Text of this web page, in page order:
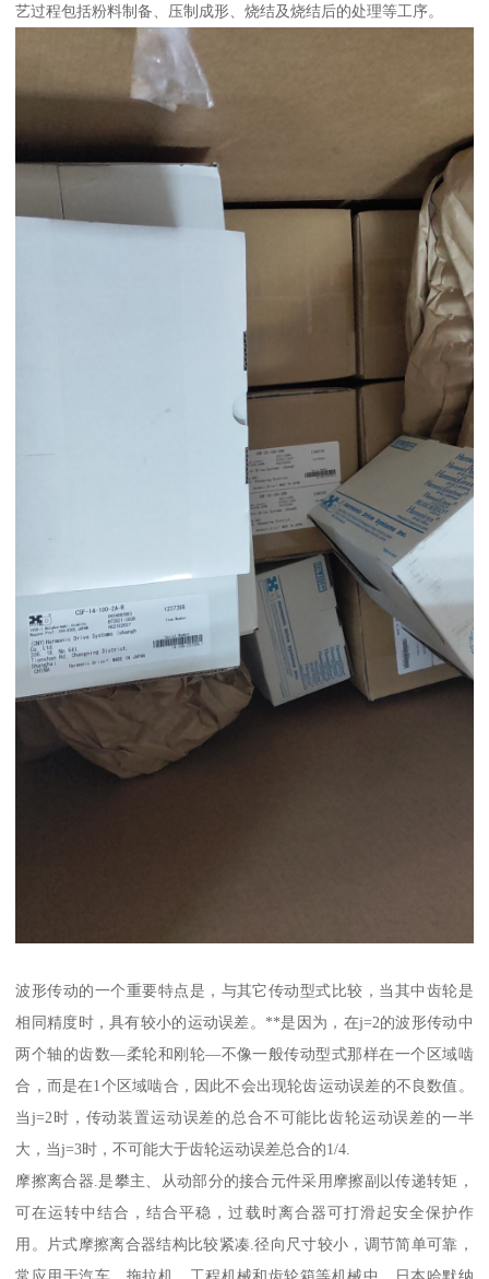
艺过程包括粉料制备、压制成形、烧结及烧结后的处理等工序。
波形传动的一个重要特点是，与其它传动型式比较，当其中齿轮是
相同精度时，具有较小的运动误差。**是因为，在j=2的波形传动中
两个轴的齿数—柔轮和刚轮—不像一般传动型式那样在一个区域啮
合，而是在1个区域啮合，因此不会出现轮齿运动误差的不良数值。
当j=2时，传动装置运动误差的总合不可能比齿轮运动误差的一半
大，当j=3时，不可能大于齿轮运动误差总合的1/4.
摩擦离合器.是攀主、从动部分的接合元件采用摩擦副以传递转矩，
可在运转中结合，结合平稳，过载时离合器可打滑起安全保护作
用。片式摩擦离合器结构比较紧凑.径向尺寸较小，调节简单可靠，